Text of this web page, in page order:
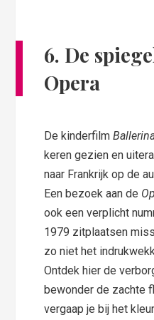
6. De
Opera
De kinderfilm
keren gezien en
naar Frankrijk op de
Een bezoek aan de
ook een verplicht
1979 zitplaatsen
zo niet het
Ontdek hier de
bewonder de zachte
vergaap je bij het